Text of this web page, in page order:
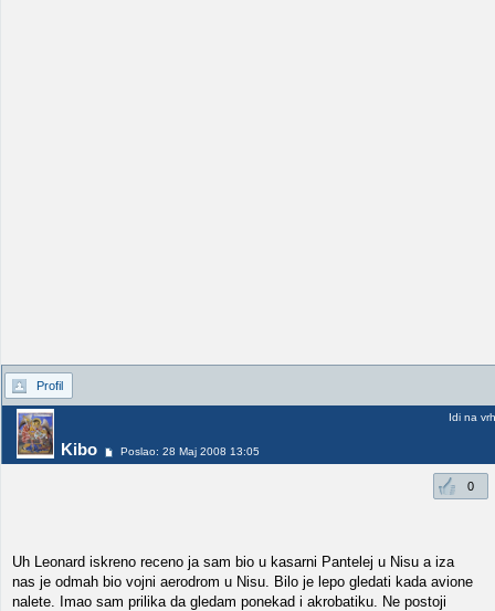
Profil
Kibo Poslao: 28 Maj 2008 13:05
Idi na vrh
0
Uh Leonard iskreno receno ja sam bio u kasarni Pantelej u Nisu a iza
nas je odmah bio vojni aerodrom u Nisu. Bilo je lepo gledati kada avione
nalete. Imao sam prilika da gledam ponekad i akrobatiku. Ne postoji